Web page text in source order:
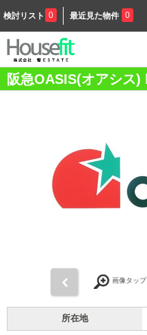
検討リスト 0 最近見た物件 0
阪急OASIS(オアシス)
画像タッ
所在地